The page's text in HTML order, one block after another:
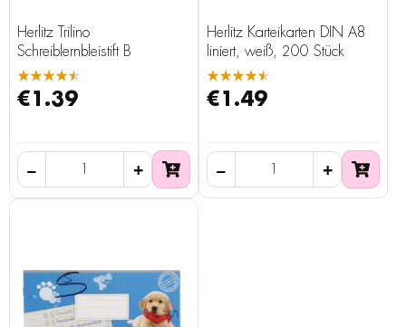
Herlitz Trilino
Schreiblernbleistift B
★★★★★
€1.39
Herlitz Karteikarten DIN A8
liniert, weiß, 200 Stück
★★★★★
€1.49